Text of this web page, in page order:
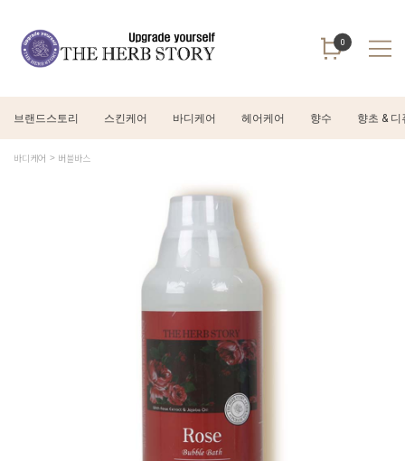
0
브랜드스토리 스킨케어 바디케어 헤어케어 향수 향초 & 디
바디케어 버블바스